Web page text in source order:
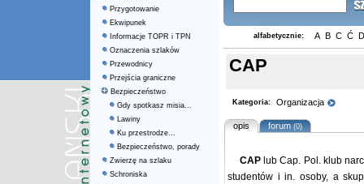
Przygotowanie
Ekwipunek
Informacje TOPR i TPN
Oznaczenia szlaków
Przewodnicy
Przejścia graniczne
Bezpieczeństwo
Gdy spotkasz misia...
Lawiny
Ku przestrodze...
Bezpieczeństwo, porady
Zwierzę na szlaku
Schroniska
alfabetycznie: A B C Ć D
CAP
Kategoria: Organizacja
opis forum(0)
CAP lub Cap. Pol. klub
studentów i in. osoby, a